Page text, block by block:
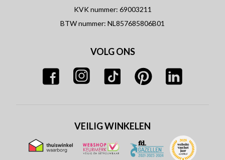
KVK nummer: 69003211
BTW nummer: NL857685806B01
VOLG ONS
VEILIG WINKELEN